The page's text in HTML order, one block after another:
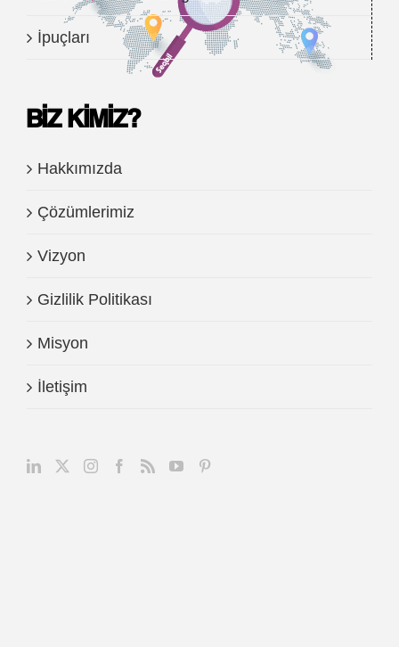
İpuçları
BIZ KIMIZ?
Hakkımızda
Çözümlerimiz
Vizyon
Gizlilik Politikası
Misyon
İletişim